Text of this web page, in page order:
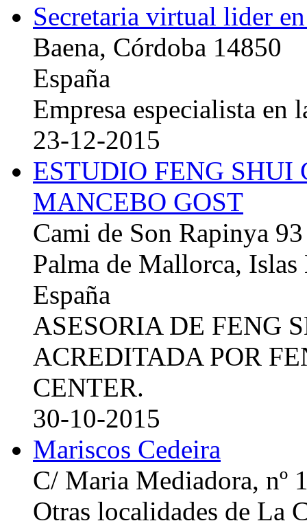
Secretaria virtual lider
Baena, Córdoba 14850
España
Empresa especialista en
23-12-2015
ESTUDIO FENG
MANCEBO GOST
Cami de Son Rapinya 93
Palma de Mallorca, Islas
España
ASESORIA DE FENG
ACREDITADA POR
CENTER.
30-10-2015
Mariscos Cedeira
C/ Maria Mediadora, nº
Otras localidades de La